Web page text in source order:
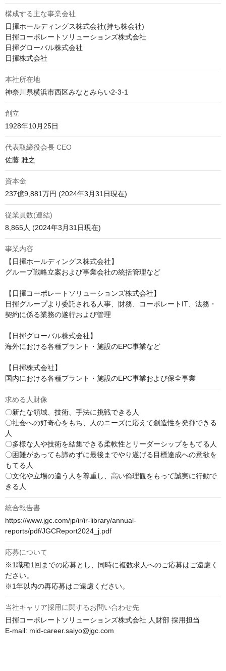
構成する主な事業会社
日揮ホールディングス株式会社(持ち株会社)
日揮コーポレートソリューションズ株式会社
日揮グローバル株式会社
日揮株式会社
本社所在地
神奈川県横浜市西区みなとみらい2-3-1
創立
1928年10月25日
代表取締役会長 CEO
佐藤 雅之
資本金
237億9,881万円 (2024年3月31日現在)
従業員数(連結)
8,865人 (2024年3月31日現在)
事業内容
【日揮ホールディングス株式会社】
グループ戦略立案および事業会社の統括管理など
【日揮コーポレートソリューションズ株式会社】
日揮グループより委託される人事、財務、コーポレートIT、法務・
契約に係る業務の遂行および管理
【日揮グローバル株式会社】
海外における各種プラント・施設のEPC事業など
【日揮株式会社】
国内における各種プラント・施設のEPC事業および保全事業
求める人財像
〇新たな領域、技術、手法に挑戦できる人
〇社会への好奇心をもち、人のニーズに応えて創造性を発揮できる
人
〇多様な人や技術を結集できる柔軟性とリーダーシップをもてる人
〇困難があっても諦めずに最後までやり遂げる目標達成への意欲を
もてる人
〇文化や立場の違う人を尊重し、高い倫理観をもって誠実に行動で
きる人
統合報告書
https://www.jgc.com/jp/ir/ir-library/annual-
reports/pdf/JGCReport2024_j.pdf
応募について
※1職種1回までの応募とし、同時に複数求人へのご応募はご遠慮く
ださい。
※1年以内の再応募はご遠慮ください。
当社キャリア採用に関するお問い合わせ先
日揮コーポレートソリューションズ株式会社 人財部 採用担当
E-mail: mid-career.saiyo@jgc.com